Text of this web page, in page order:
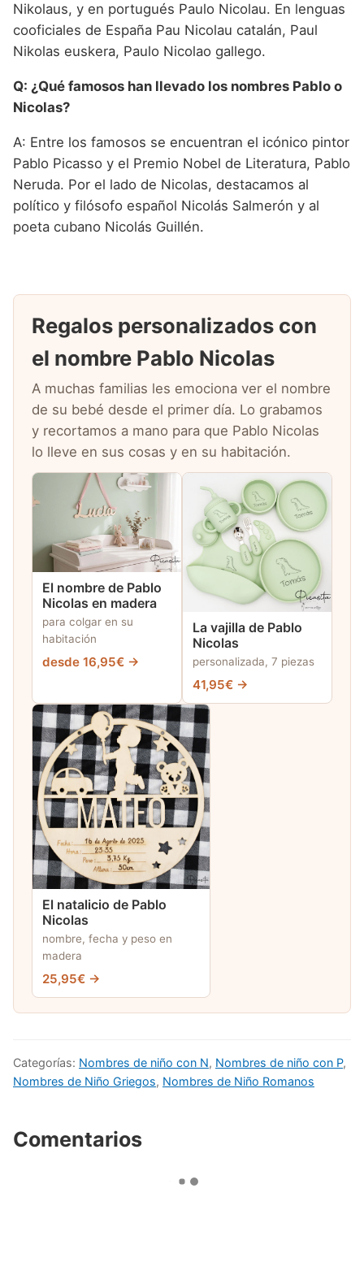
Nikolaus, y en portugués Paulo Nicolau. En lenguas
cooficiales de España Pau Nicolau catalán, Paul
Nikolas euskera, Paulo Nicolao gallego.
Q: ¿Qué famosos han llevado los nombres Pablo o
Nicolas?
A: Entre los famosos se encuentran el icónico pintor
Pablo Picasso y el Premio Nobel de Literatura, Pablo
Neruda. Por el lado de Nicolas, destacamos al
político y filósofo español Nicolás Salmerón y al
poeta cubano Nicolás Guillén.
Regalos personalizados con
el nombre Pablo Nicolas
A muchas familias les emociona ver el nombre
de su bebé desde el primer día. Lo grabamos
y recortamos a mano para que Pablo Nicolas
lo lleve en sus cosas y en su habitación.
El nombre de Pablo
Nicolas en madera
para colgar en su
habitación
desde 16,95€ →
La vajilla de Pablo
Nicolas
personalizada, 7 piezas
41,95€ →
El natalicio de Pablo
Nicolas
nombre, fecha y peso en
madera
25,95€ →
Categorías: Nombres de niño con N, Nombres de niño con P,
Nombres de Niño Griegos, Nombres de Niño Romanos
Comentarios